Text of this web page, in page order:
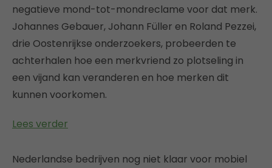
negatieve mond-tot-mondreclame voor dat merk.
Johannes Gebauer, Johann Füller en Roland Pezzei,
drie Oostenrijkse onderzoekers, probeerden te
achterhalen hoe een merkvriend zo plotseling in
een vijand kan veranderen en hoe merken dit
kunnen voorkomen.
Lees verder
Nederlandse bedrijven nog niet klaar voor mobiel